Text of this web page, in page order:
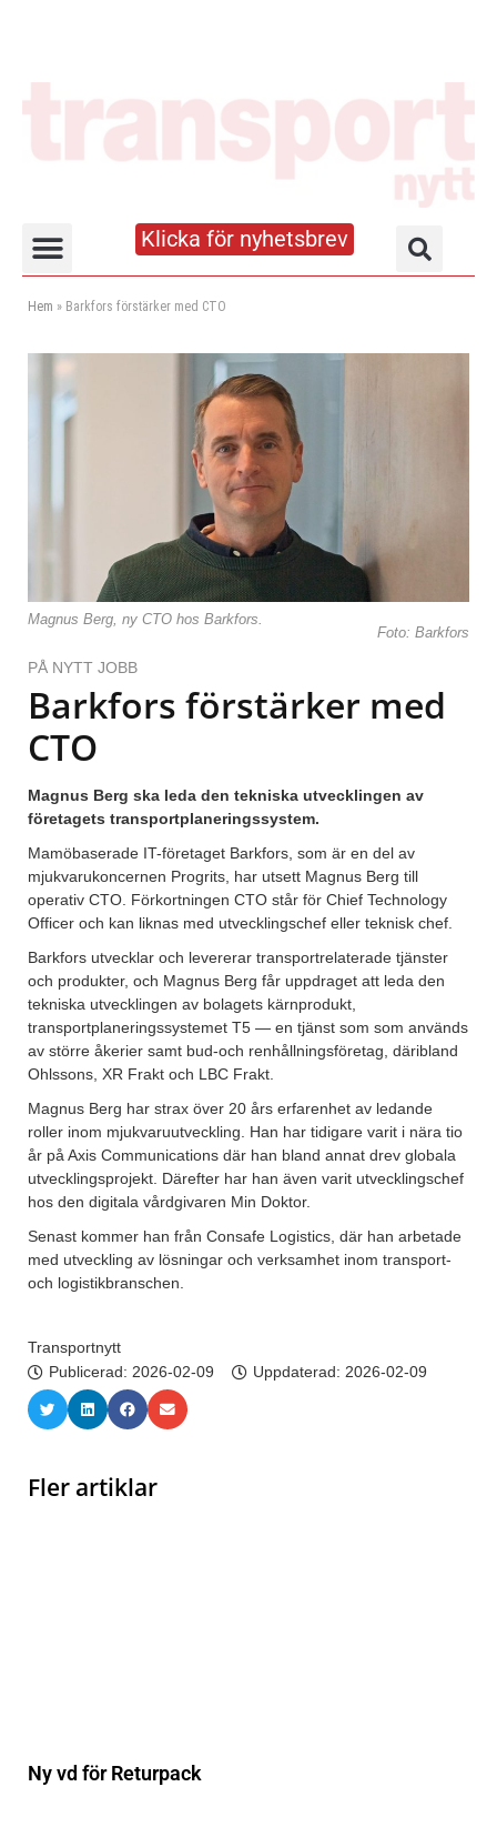
Klicka för nyhetsbrev
Hem » Barkfors förstärker med CTO
Magnus Berg, ny CTO hos Barkfors.
Foto: Barkfors
PÅ NYTT JOBB
Barkfors förstärker med
CTO
Magnus Berg ska leda den tekniska utvecklingen av
företagets transportplaneringssystem.
Mamöbaserade IT-företaget Barkfors, som är en del av
mjukvarukoncernen Progrits, har utsett Magnus Berg till
operativ CTO. Förkortningen CTO står för Chief Technology
Officer och kan liknas med utvecklingschef eller teknisk chef.
Barkfors utvecklar och levererar transportrelaterade tjänster
och produkter, och Magnus Berg får uppdraget att leda den
tekniska utvecklingen av bolagets kärnprodukt,
transportplaneringssystemet T5 — en tjänst som som används
av större åkerier samt bud-och renhållningsföretag, däribland
Ohlssons, XR Frakt och LBC Frakt.
Magnus Berg har strax över 20 års erfarenhet av ledande
roller inom mjukvaruutveckling. Han har tidigare varit i nära tio
år på Axis Communications där han bland annat drev globala
utvecklingsprojekt. Därefter har han även varit utvecklingschef
hos den digitala vårdgivaren Min Doktor.
Senast kommer han från Consafe Logistics, där han arbetade
med utveckling av lösningar och verksamhet inom transport-
och logistikbranschen.
Transportnytt
Publicerad: 2026-02-09 Uppdaterad: 2026-02-09
Fler artiklar
Ny vd för Returpack